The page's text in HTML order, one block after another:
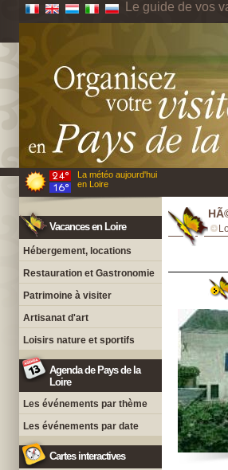
Le guide de vos
La météo aujourd'hui
en Loire
Vacances en Loire
Hébergement, locations
Restauration et Gastronomie
Patrimoine à visiter
Artisanat d'art
Loisirs nature et sportifs
Agenda de Pays de la
Loire
Les événements par thème
Les événements par date
Cartes interactives